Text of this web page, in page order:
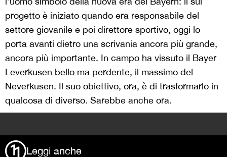
progetto è iniziato quando era responsabile del
settore giovanile e poi direttore sportivo, oggi lo
porta avanti dietro una scrivania ancora più grande,
ancora più importante. In campo ha vissuto il Bayer
Leverkusen bello ma perdente, il massimo del
Neverkusen. Il suo obiettivo, ora, è di trasformarlo in
qualcosa di diverso. Sarebbe anche ora.
Leggi anche